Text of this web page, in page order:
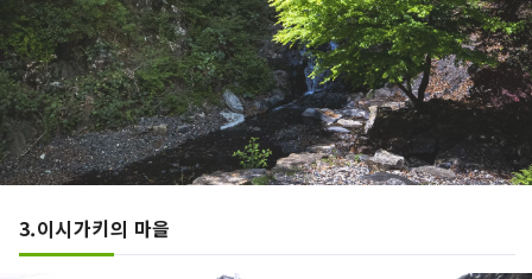
3.이시가키의 마을